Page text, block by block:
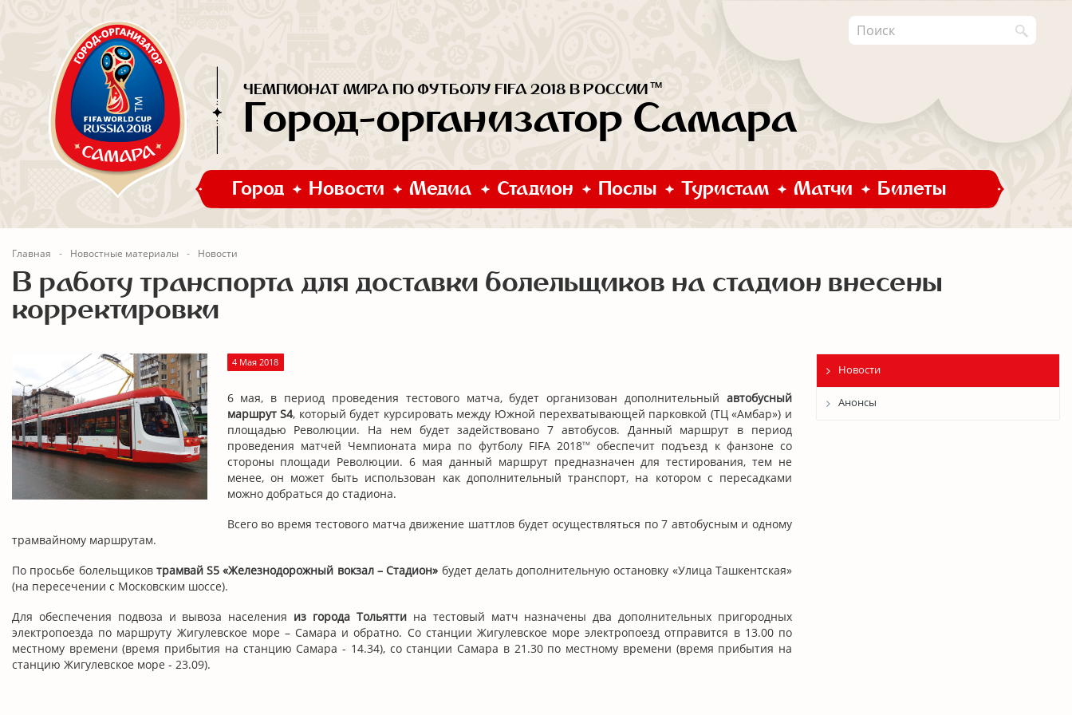
ЧЕМПИОНАТ МИРА ПО ФУТБОЛУ FIFA 2018 В РОССИИ™
Город-организатор Самара
Город Новости Медиа Стадион Послы Туристам Матчи Билеты
Главная Новостные материалы Новости
В работу транспорта для доставки болельщиков на стадион внесены
корректировки
4 Мая 2018
6 мая, в период проведения тестового матча, будет организован дополнительный автобусный
маршрут S4, который будет курсировать между Южной перехватывающей парковкой (ТЦ «Амбар») и
площадью Революции. На нем будет задействовано 7 автобусов. Данный маршрут в период
проведения матчей Чемпионата мира по футболу FIFA 2018тмобеспечит подъезд к фанзоне со
стороны площади Революции. 6 мая данный маршрут предназначен для тестирования, тем не
менее, он может быть использован как дополнительный транспорт, на котором с пересадками
можно добраться до стадиона.
Всего во время тестового матча движение шаттлов будет осуществляться по 7 автобусным и одному
трамвайному маршрутам.
По просьбе болельщиков трамвай S5 «Железнодорожный вокзал – Стадион» будет делать дополнительную остановку «Улица Ташкентская»
(на пересечении с Московским шоссе).
Для обеспечения подвоза и вывоза населения из города Тольяттина тестовый матч назначены два дополнительных пригородных
электропоезда по маршруту Жигулевское море – Самара и обратно. Со станции Жигулевское море электропоезд отправится в 13.00 по
местному времени (время прибытия на станцию Самара - 14.34), со станции Самара в 21.30 по местному времени (время прибытия на
станцию Жигулевское море - 23.09).
Новости
Анонсы